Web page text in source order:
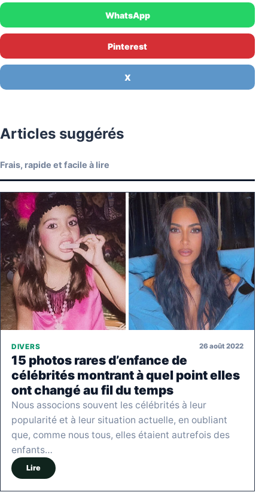
WhatsApp
Pinterest
X
Articles suggérés
Frais, rapide et facile à lire
DIVERS 26 août 2022
15 photos rares d’enfance de
célébrités montrant à quel point elles
ont changé au fil du temps
Nous associons souvent les célébrités à leur
popularité et à leur situation actuelle, en oubliant
que, comme nous tous, elles étaient autrefois des
enfants…
Lire